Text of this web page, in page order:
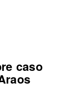
caso